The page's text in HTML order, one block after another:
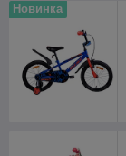
Новинка